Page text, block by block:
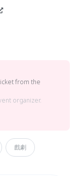
from the
organizer.
戲劇